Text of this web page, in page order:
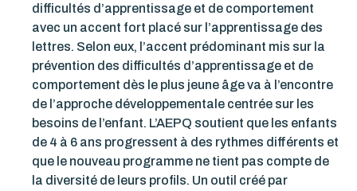
difficultés d’apprentissage et de comportement
avec un accent fort placé sur l’apprentissage des
lettres. Selon eux, l’accent prédominant mis sur la
prévention des difficultés d’apprentissage et de
comportement dès le plus jeune âge va à l’encontre
de l’approche développementale centrée sur les
besoins de l’enfant. L’AEPQ soutient que les enfants
de 4 à 6 ans progressent à des rythmes différents et
que le nouveau programme ne tient pas compte de
la diversité de leurs profils. Un outil créé par